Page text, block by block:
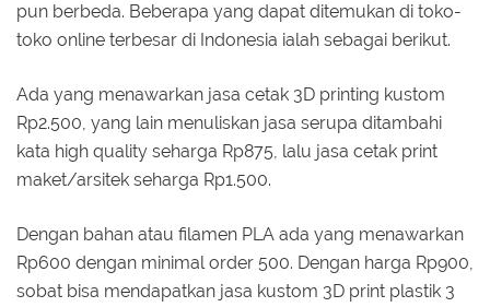
pun berbeda. Beberapa yang dapat ditemukan di toko-
toko online terbesar di Indonesia ialah sebagai berikut.
Ada yang menawarkan jasa cetak 3D printing kustom
Rp2.500, yang lain menuliskan jasa serupa ditambahi
kata high quality seharga Rp875, lalu jasa cetak print
maket/arsitek seharga Rp1.500.
Dengan bahan atau filamen PLA ada yang menawarkan
Rp600 dengan minimal order 500. Dengan harga Rp900,
sobat bisa mendapatkan jasa kustom 3D print plastik 3